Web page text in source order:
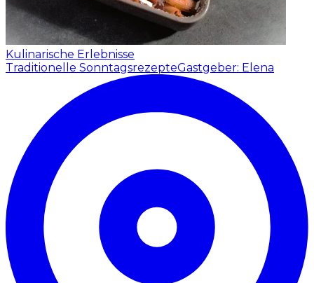
Kulinarische Erlebnisse
Traditionelle SonntagsrezepteGastgeber: Elena